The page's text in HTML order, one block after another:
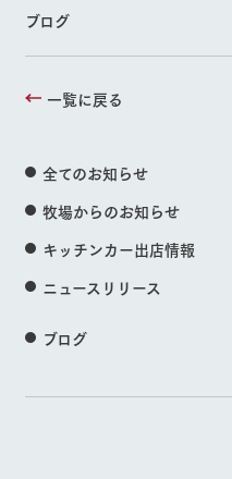
ブログ
一覧に戻る
全てのお知らせ
牧場からのお知らせ
キッチンカー出店情報
ニュースリリース
ブログ